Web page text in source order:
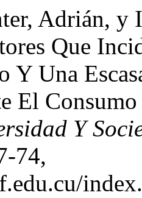
Adrián, y
Que
Y Una
El
Y
74,